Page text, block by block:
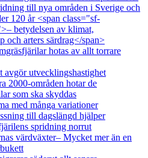
till nya områden i Sverige och
120 år <span class="sf-
betydelsen av klimat,
och arters särdrag</span>
hotas av allt torrare
utvecklingshastighet
2000-områden hotar de
som ska skyddas
med många variationer
till dagslängd hjälper
spridning norrut
värdväxter– Mycket mer än en